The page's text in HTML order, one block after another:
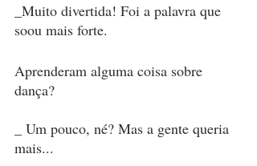
_Muito divertida! Foi a palavra que
soou mais forte.
Aprenderam alguma coisa sobre
dança?
_ Um pouco, né? Mas a gente queria
mais...